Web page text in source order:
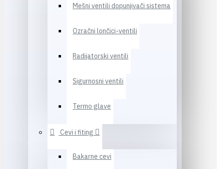
Mešni ventili dopunjivači sistema
Ozračni lončici-ventili
Radijatorski ventili
Sigurnosni ventili
Termo glave
Cevi i fiting
Bakarne cevi